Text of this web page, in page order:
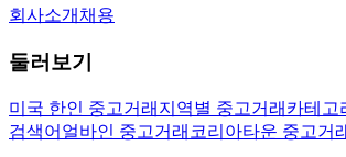
회사소개 채용
둘러보기
미국 한인 중고거래 지역별 중고거래 카테고
검색어 얼바인 중고거래 코리아타운 중고거